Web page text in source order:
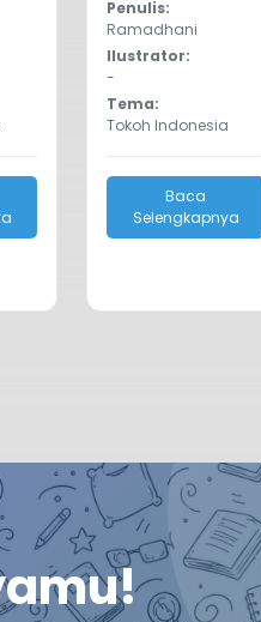
Penulis:
Ramadhani
Ilustrator:
-
Tema:
Tokoh Indonesia
Baca
Selengkapnya